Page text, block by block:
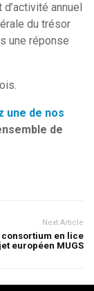
annuel
du trésor
une réponse
une de nos
de
Next Article
consortium en lice
européen MUGS